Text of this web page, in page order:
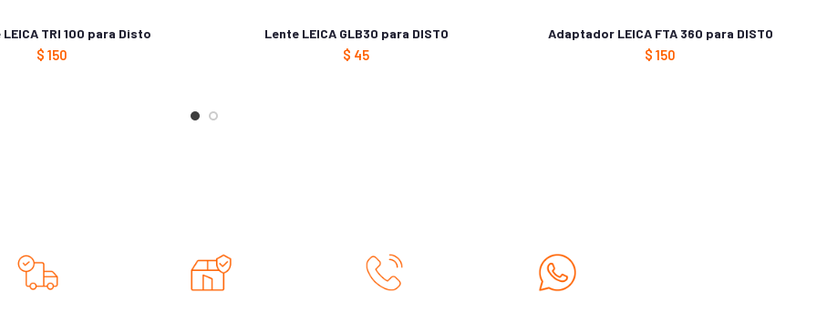
TRI 100 para Disto
$ 150
Lente LEICA GLB30 para DISTO
$ 45
Adaptador LEICA FTA 360 para DISTO
$ 150